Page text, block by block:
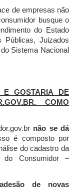
de empresas não
busque o
do Estado
Públicas, Juizados
Sistema Nacional
E GOSTARIA DE
COMO
não se dá
é composto por
do cadastro da
do Consumidor –
de novas